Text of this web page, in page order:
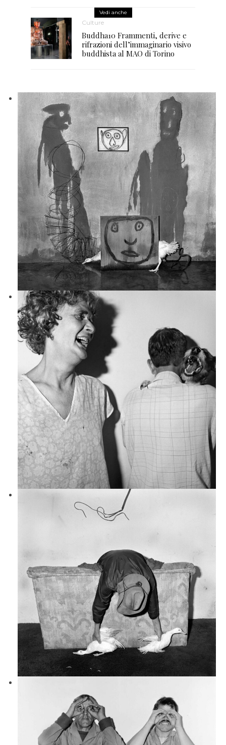
Vedi anche
Culture
Buddha10 Frammenti, derive e
rifrazioni dell’immaginario visivo
buddhista al MAO di Torino